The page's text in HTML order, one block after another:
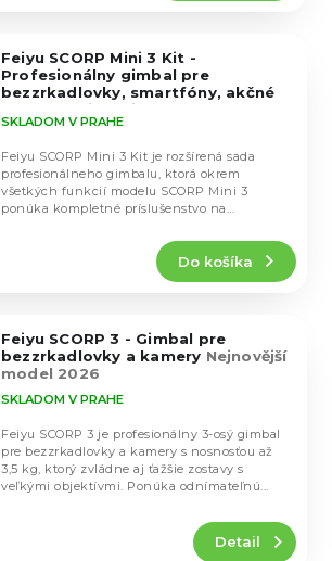
Feiyu SCORP Mini 3 Kit -
Profesionálny gimbal pre
bezzrkadlovky, smartfóny, akčné
Nejnovější model 2026
SKLADOM V PRAHE
Do košíka
Feiyu SCORP Mini 3 Kit je rozšírená sada
profesionálneho gimbalu, ktorá okrem
všetkých funkcií modelu SCORP Mini 3
ponúka kompletné príslušenstvo na
Feiyu SCORP 3 - Gimbal pre
bezzrkadlovky a kamery Nejnovější
model 2026
SKLADOM V PRAHE
Detail
Feiyu SCORP 3 je profesionálny 3-osý gimbal
pre bezzrkadlovky a kamery s nosnosťou až
3,5 kg, ktorý zvládne aj ťažšie zostavy s
veľkými objektívmi. Ponúka odnímateľnú...